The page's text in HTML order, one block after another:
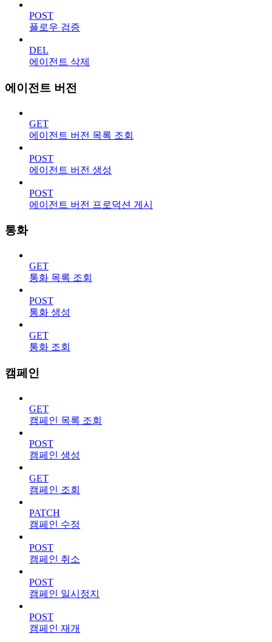
POST
플로우 검증
DEL
에이전트 삭제
에이전트 버전
GET
에이전트 버전 목록 조회
POST
에이전트 버전 생성
POST
에이전트 버전 프로덕션 게시
통화
GET
통화 목록 조회
POST
통화 생성
GET
통화 조회
캠페인
GET
캠페인 목록 조회
POST
캠페인 생성
GET
캠페인 조회
PATCH
캠페인 수정
POST
캠페인 취소
POST
캠페인 일시정지
POST
캠페인 재개